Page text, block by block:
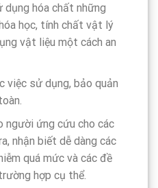
dụng hóa chất những
học, tính chất vật lý
vật liệu một cách an
việc sử dụng, bảo quản
người ứng cứu cho các
nhận biết dễ dàng các
quá mức và các đề
hợp cụ thể.